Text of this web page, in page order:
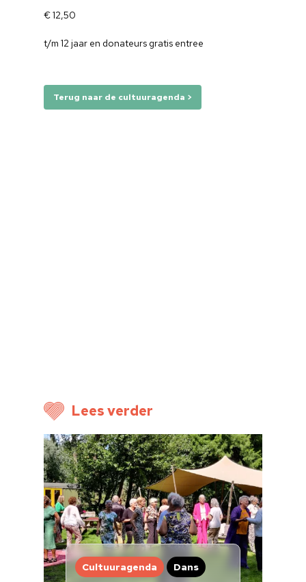
€ 12,50
t/m 12 jaar en donateurs gratis entree
Terug naar de cultuuragenda >
Lees verder
Cultuuragenda Dans
Cultuur op school
Over ons
Nieuwsbrief
Doneren